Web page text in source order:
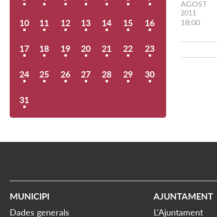
10 11 12 13 14 15 16
17 18 19 20 21 22 23
24 25 26 27 28 29 30
31
AGOST
2011
18:00
MUNICIPI
Dades generals
AJUNTAMENT
L'Ajuntament